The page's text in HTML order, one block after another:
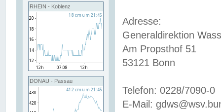
RHEIN - Koblenz
DONAU - Passau
Adresse:
Generaldirektion
Am Propsthof 51
53121 Bonn
Telefon: 0228/7090-0
E-Mail: